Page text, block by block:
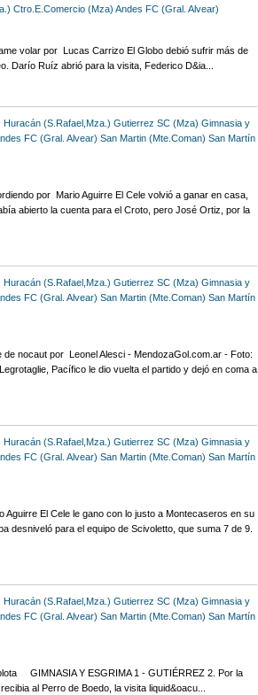
Ctro.E.Comercio (Mza) Andes FC (Gral. Alvear)
volar por Lucas Carrizo El Globo debió sufrir más de
Darío Ruíz abrió para la visita, Federico D&ia...
Huracán (S.Rafael,Mza.) Gutierrez SC (Mza) Gimnasia y
FC (Gral. Alvear) San Martin (Mte.Coman) San Martín
por Mario Aguirre El Cele volvió a ganar en casa,
abierto la cuenta para el Croto, pero José Ortiz, por la
Huracán (S.Rafael,Mza.) Gutierrez SC (Mza) Gimnasia y
FC (Gral. Alvear) San Martin (Mte.Coman) San Martín
nocaut por Leonel Alesci - MendozaGol.com.ar - Foto:
Pacífico le dio vuelta el partido y dejó en coma a
Huracán (S.Rafael,Mza.) Gutierrez SC (Mza) Gimnasia y
FC (Gral. Alvear) San Martin (Mte.Coman) San Martín
El Cele le gano con lo justo a Montecaseros en su
desniveló para el equipo de Scivoletto, que suma 7 de 9.
Huracán (S.Rafael,Mza.) Gutierrez SC (Mza) Gimnasia y
FC (Gral. Alvear) San Martin (Mte.Coman) San Martín
GIMNASIA Y ESGRIMA 1 - GUTIÉRREZ 2. Por la
al Perro de Boedo, la visita liquid&oacu...